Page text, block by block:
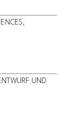
UND